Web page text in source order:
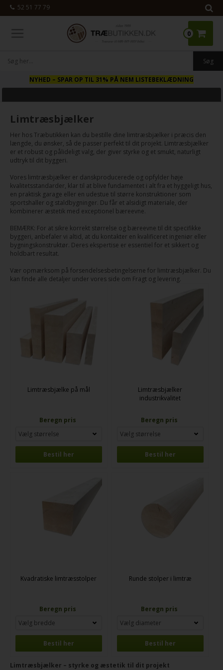
52 51 77 79
0
NYHED – SPAR OP TIL 31% PÅ NEM LISTEBEKLÆDNING
Limtræsbjælker
Her hos Træbutikken kan du bestille dine limtræsbjælker i præcis den
længde, du ønsker, så de passer perfekt til dit projekt. Limtræsbjælker
er et robust og pålideligt valg, der giver styrke og et smukt, naturligt
udtryk til dit byggeri.
Vores limtræsbjælker er danskproducerede og opfylder høje
kvalitetsstandarder, klar til at blive fundamentet i alt fra et hyggeligt hus,
en praktisk garage eller en udestue til større konstruktioner som
sportshaller og staldbygninger. Du får et alsidigt materiale, der
kombinerer æstetik med exceptionel bæreevne.
BEMÆRK: For at sikre korrekt størrelse og bæreevne til dit specifikke
byggeri, anbefaler vi altid, at du kontakter en kvalificeret ingeniør eller
bygningskonstruktør. Deres ekspertise er essentiel for et sikkert og
holdbart resultat.
Vær opmærksom på forsendelsesbetingelserne for limtræsbjælker. Du
kan finde alle detaljer under vores side om Fragt og levering.
Limtræsbjælke på mål
Beregn pris
Bestil her
Limtræsbjælker
industrikvalitet
Beregn pris
Bestil her
Kvadratiske limtræsstolper
Beregn pris
Bestil her
Runde stolper i limtræ
Beregn pris
Bestil her
Limtræsbjælker – styrke og æstetik til dit projekt